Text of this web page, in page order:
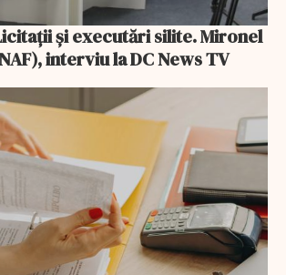
interviu la DC News TV